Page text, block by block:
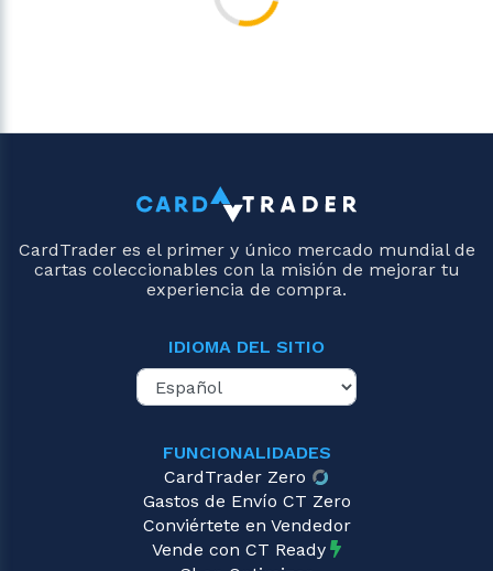
CardTrader es el primer y único mercado mundial de
cartas coleccionables con la misión de mejorar tu
experiencia de compra.
IDIOMA DEL SITIO
FUNCIONALIDADES
CardTrader Zero
Gastos de Envío CT Zero
Conviértete en Vendedor
Vende con CT Ready